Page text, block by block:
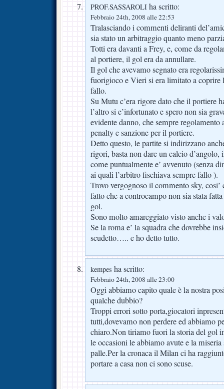
PROF.SASSAROLI ha scritto:
Febbraio 24th, 2008 alle 22:53
Tralasciando i commenti deliranti
sia stato un arbitraggio quanto meno
Totti era davanti a Frey, e, come da
al portiere, il gol era da annullare.
Il gol che avevamo segnato era
fuorigioco e Vieri si era limitato a coprire
fallo.
Su Mutu c’era rigore dato che il portiere
l’altro si e’infortunato e spero non sia
evidente danno, che sempre
penalty e sanzione per il portiere.
Detto questo, le partite si indirizzano
rigori, basta non dare un calcio
come puntualmente e’ avvenuto (senza
ai quali l’arbitro fischiava sempre fallo ).
Trovo vergognoso il commento sky,
fatto che a controcampo non sia stata
gol.
Sono molto amareggiato visto anche i
Se la roma e’ la squadra che dovrebbe
scudetto….. e ho detto tutto.
kempes ha scritto:
Febbraio 24th, 2008 alle 23:00
Oggi abbiamo capito quale è la nostra
qualche dubbio?
Troppi errori sotto porta,giocatori
tutti,dovevamo non perdere ed abbiamo
chiaro.Non tiriamo fuori la storia del gol
le occasioni le abbiamo avute e la
palle.Per la cronaca il Milan ci ha
portare a casa non ci sono scuse.